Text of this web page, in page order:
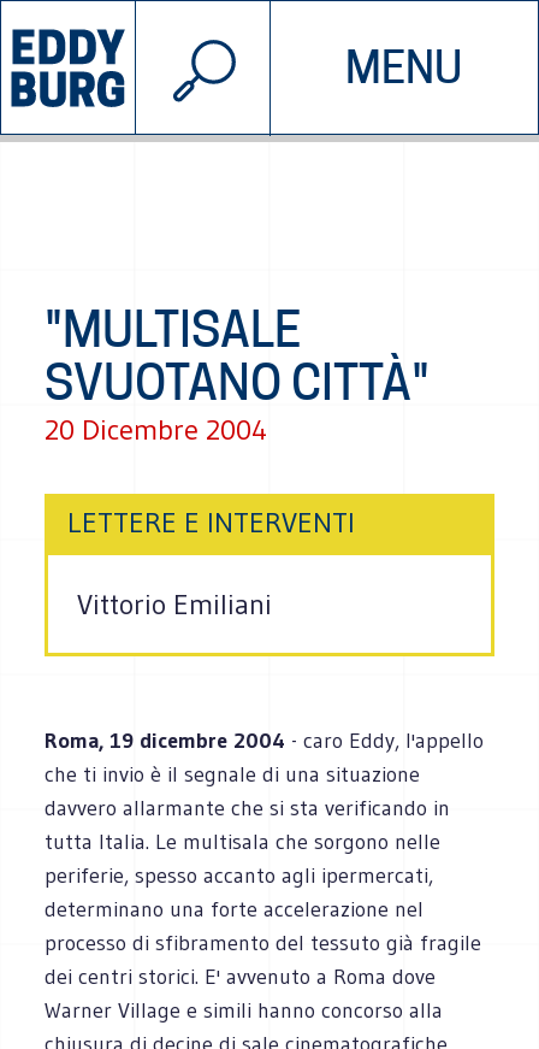
MENU
INIZIATIVE CHI SIAMO
© 2026 EDDYBURG
"MULTISALE
SVUOTANO CITTÀ"
20 Dicembre 2004
LETTERE E INTERVENTI
Vittorio Emiliani
Roma, 19 dicembre 2004 - caro Eddy, l'appello
che ti invio è il segnale di una situazione
davvero allarmante che si sta verificando in
tutta Italia. Le multisala che sorgono nelle
periferie, spesso accanto agli ipermercati,
determinano una forte accelerazione nel
processo di sfibramento del tessuto già fragile
dei centri storici. E' avvenuto a Roma dove
Warner Village e simili hanno concorso alla